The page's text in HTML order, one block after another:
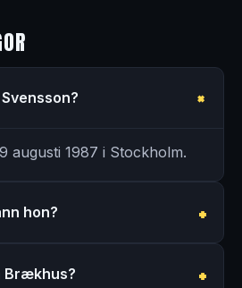
augusti 1987 i Stockholm.
hon?
Brækhus?